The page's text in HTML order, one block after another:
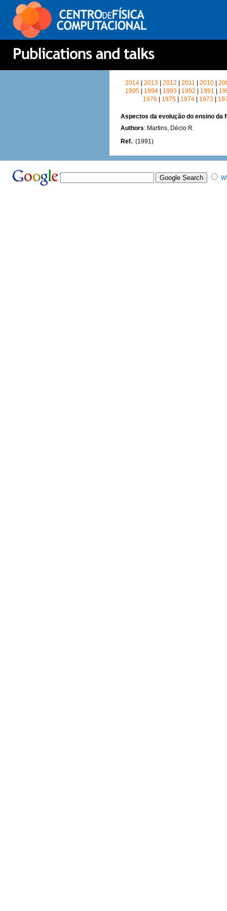
2014 |2013 |2012 |2011 |2010 |
1995| 1994| 1993| 1992 1991
1976
1975 1974 1973
Aspectos da evolução do ensino da
Authors: Martins, Décio R.
Ref.: (1991)